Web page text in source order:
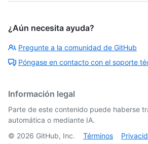
¿Aún necesita ayuda?
Pregunte a la comunidad de GitHub
Póngase en contacto con el soporte
Información legal
Parte de este contenido puede haberse
automática o mediante IA.
© 2026 GitHub, Inc. Términos